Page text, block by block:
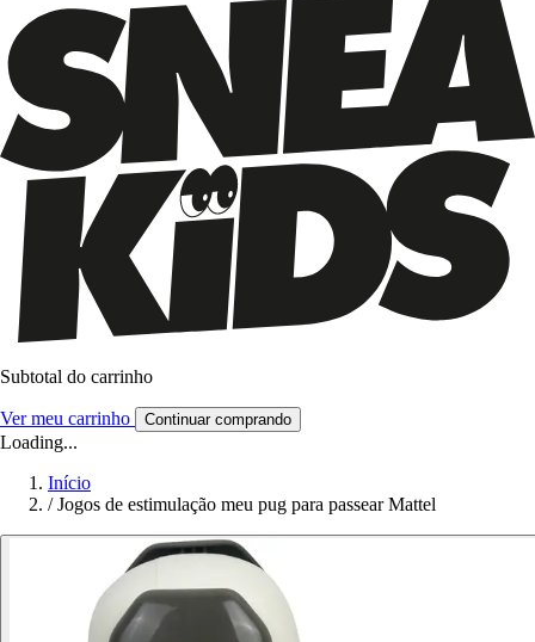
Subtotal do carrinho
Ver meu carrinho Continuar comprando
Loading...
Início
/ Jogos de estimulação meu pug para passear Mattel